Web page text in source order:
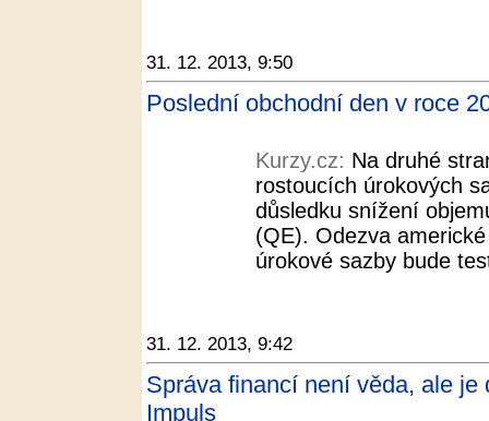
31. 12. 2013, 9:50
Poslední obchodní den v roce
Kurzy.cz: Na druhé
rostoucích úrokových
důsledku snížení
(QE). Odezva
úrokové sazby bude
31. 12. 2013, 9:42
Správa financí není věda, ale
Impuls